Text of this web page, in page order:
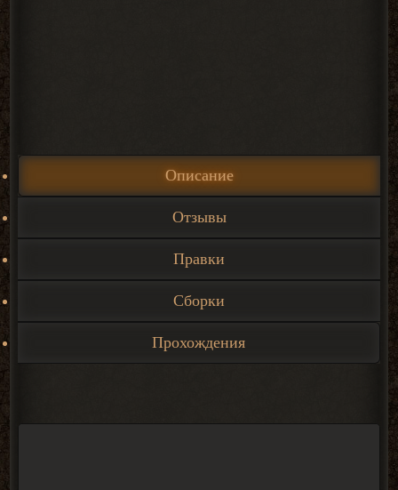
Описание
Отзывы
Правки
Сборки
Прохождения